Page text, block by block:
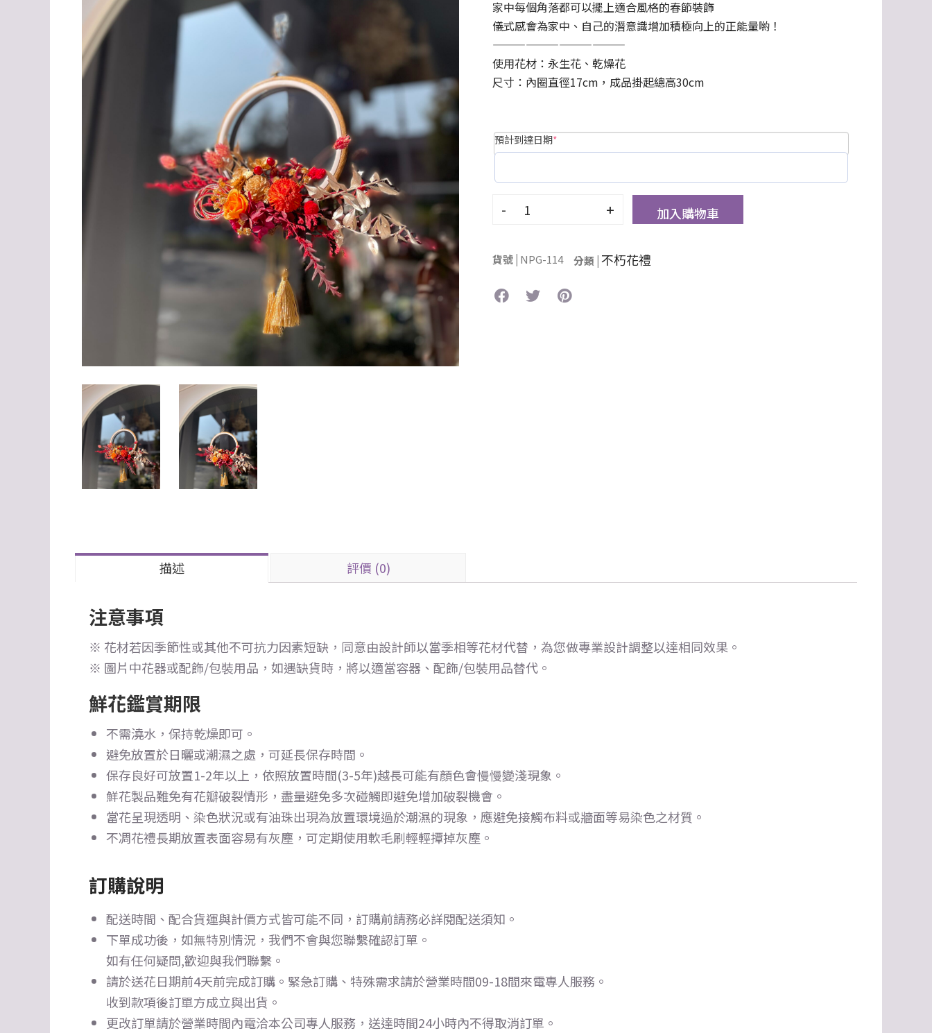
家中每個角落都可以擺上適合風格的春節裝飾
儀式感會為家中、自己的潛意識增加積極向上的正能量喲！
————————————
使用花材：永生花、乾燥花
尺寸：內圈直徑17cm，成品掛起總高30cm
預計到達日期*
- + 加入購物車
貨號 | NPG-114 分類 |不朽花禮
描述 評價 (0)
注意事項
※ 花材若因季節性或其他不可抗力因素短缺，同意由設計師以當季相等花材代替，為您做專業設計調整以達相同效果。
※ 圖片中花器或配飾/包裝用品，如遇缺貨時，將以適當容器、配飾/包裝用品替代。
鮮花鑑賞期限
不需澆水，保持乾燥即可。
避免放置於日曬或潮濕之處，可延長保存時間。
保存良好可放置1-2年以上，依照放置時間(3-5年)越長可能有顏色會慢慢變淺現象。
鮮花製品難免有花瓣破裂情形，盡量避免多次碰觸即避免增加破裂機會。
當花呈現透明、染色狀況或有油珠出現為放置環境過於潮濕的現象，應避免接觸布料或牆面等易染色之材質。
不凋花禮長期放置表面容易有灰塵，可定期使用軟毛刷輕輕撢掉灰塵。
訂購說明
配送時間、配合貨運與計價方式皆可能不同，訂購前請務必詳閱配送須知。
下單成功後，如無特別情況，我們不會與您聯繫確認訂單。
如有任何疑問,歡迎與我們聯繫。
請於送花日期前4天前完成訂購。 緊急訂購、特殊需求請於營業時間09-18間來電專人服務。
收到款項後訂單方成立與出貨。
更改訂單請於營業時間內電洽本公司專人服務，送達時間24小時內不得取消訂單。